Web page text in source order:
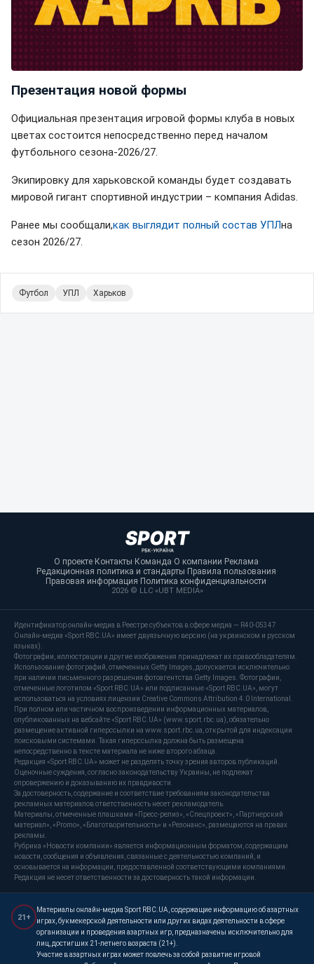
Презентация новой формы
Официальная презентация игровой формы клуба в новых
цветах состоится непосредственно перед началом
футбольного сезона-2026/27.
Экипировку для харьковской команды будет создавать
мировой гигант спортивной индустрии – компания Adidas.
Ранее мы сообщали,как выглядит полный состав УПЛна
сезон 2026/27.
Футбол УПЛ Харьков
О проекте· Контакты· Команда·О компании· Реклама·
Редакционная политика и стандарты· Правила пользования·
Правовая информация· Политика конфиденциальности·
2026 © LLC «UBT MEDIA»
Идентификатор онлайн-медиа в Реестре субъектов в сфере медиа — R40-05347
Онлайн-медиа «Sport RBC.UA» имеет двуязычную версию (на украинском и русском
языках).
Фотографии, иллюстрации и другие изображения принадлежат их правообладателям.
Использование фотографий, отмеченных Getty Images, допускается исключительно
при наличии письменного разрешения фотоагентства Getty Images. Фотографии,
отмеченные логотипом «Sport RBC.UA» или подписанные «Sport RBC.UA», могут
использоваться на условиях лицензии Creative Commons Attribution 4.0 International.
При полном или частичном воспроизведении информационных материалов,
опубликованных на вебсайте «Sport RBC.UA» (www.sport.rbc.ua), обязательно
размещение активной гиперссылки на www.sport.rbc.ua, открытой для индексации
поисковыми системами. Такая гиперссылка должна быть размещена
непосредственно в тексте материала не ниже второго абзаца.
Редакция «Sport RBC.UA» может не разделять точку зрения авторов публикаций.
Оценочные суждения, согласно законодательству Украины, не подлежат
опровержению и доказыванию их правдивости.
За достоверность, содержание и соответствие требованиям законодательства
рекламных материалов ответственность несет рекламодатель.
Материалы, отмеченные плашками «Пресс-релиз», «Спецпроект», «Партнерский
материал», «Promo», «Благотворительность» и «Резонанс», размещаются на правах
рекламы.
Рубрика «Новости компании» является информационным форматом, содержащим
новости, сообщения и объявления, связанные с деятельностью компаний, и
основывается на информации, предоставленной соответствующими компаниями.
Редакция не несет ответственности за достоверность такой информации.
21+
Материалы онлайн-медиа Sport RBC.UA, содержащие информацию об азартных
играх, букмекерской деятельности или других видах деятельности в сфере
организации и проведения азартных игр, предназначены исключительно для
лиц, достигших 21-летнего возраста (21+).
Участие в азартных играх может повлечь за собой развитие игровой